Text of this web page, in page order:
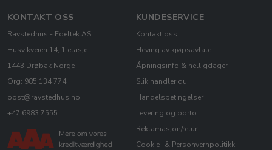
KONTAKT OSS
Ravstedhus - Edeltek AS
Husvikveien 14, 1 etasje
1443 Drøbak Norge
Org: 985 134 774
post@ravstedhus.no
+47 6983 7555
KUNDESERVICE
Kontakt oss
Heving av kjøpsavtale
Åpningsinfo & helligdager
Slik handler du
Handelsbetingelser
Levering og porto
Reklamasjon/retur
Cookie- & Personvernpolitikk